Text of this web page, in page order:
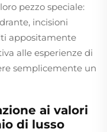
pezzo speciale:
incisioni
appositamente
alle esperienze di
semplicemente un
ai valori
di lusso